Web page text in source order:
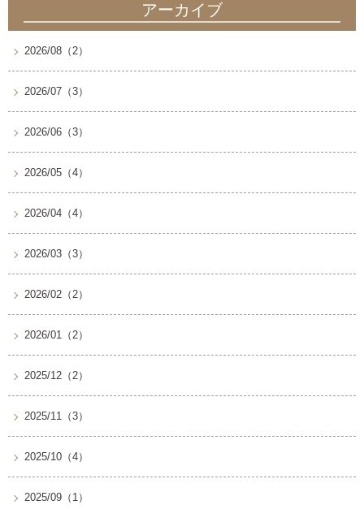
アーカイブ
2026/08（2）
2026/07（3）
2026/06（3）
2026/05（4）
2026/04（4）
2026/03（3）
2026/02（2）
2026/01（2）
2025/12（2）
2025/11（3）
2025/10（4）
2025/09（1）